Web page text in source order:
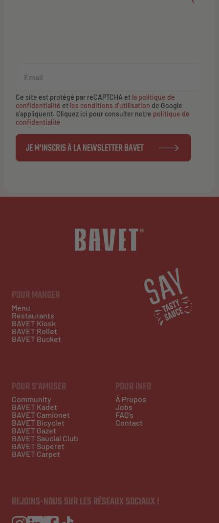
Ce site est protégé par reCAPTCHA et la politique de
confidentialité et les conditions d'utilisation de Google
s'appliquent. Cliquez ici pour consulter notre politique de
confidentialité
JE M'INSCRIS À LA NEWSLETTER BAVET
POUR MANGER
Menu
Restaurants
BAVET Kiosk
BAVET Rollet
BAVET Bucket
POUR S'AMUSER
Community
BAVET Kadet
BAVET Camionet
BAVET Bicyclet
BAVET Gazet
BAVET Saucial Club
BAVET Superet
BAVET Carpet
POUR INFO
À Propos
Jobs
FAQ's
Contact
REJOINS-NOUS SUR LES RÉSEAUX SOCIAUX !